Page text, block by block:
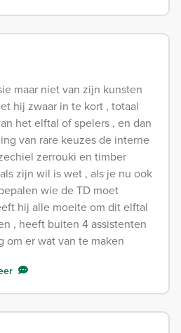
maar niet van zijn kunsten
hij zwaar in te kort , totaal
het elftal of spelers , en dan
van rare keuzes de interne
zerrouki en timber
zijn wil is wet , als je nu ook
wie de TD moet
hij alle moeite om dit elftal
, heeft buiten 4 assistenten
om er wat van te maken